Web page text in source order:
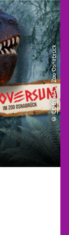
©
CC-BY-SA
| Zoo Osnabrück